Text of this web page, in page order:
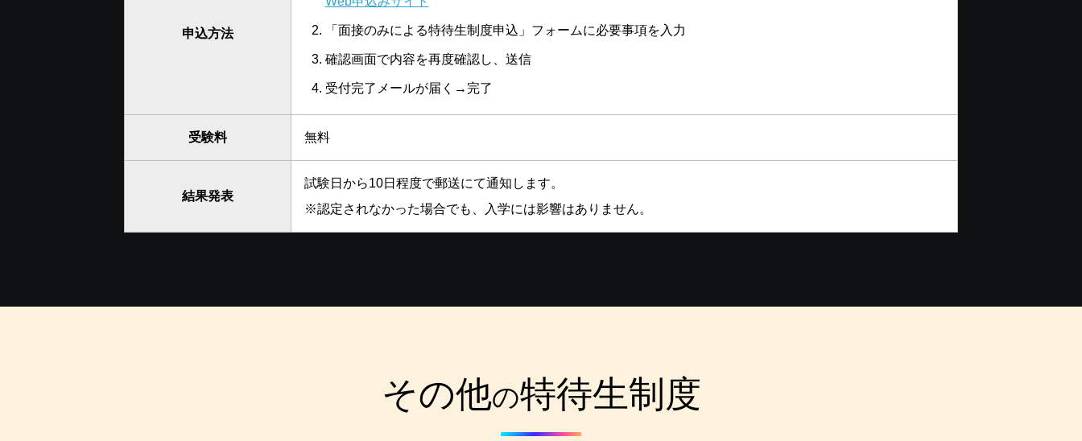
申込方法 「面接のみによる特待生制度申込」フォームに必要事項を入力
確認画面で内容を再度確認し、送信
受付完了メールが届く→完了
受験料 無料
結果発表
試験日から10日程度で郵送にて通知します。
※認定されなかった場合でも、入学には影響はありません。
その他の特待生制度